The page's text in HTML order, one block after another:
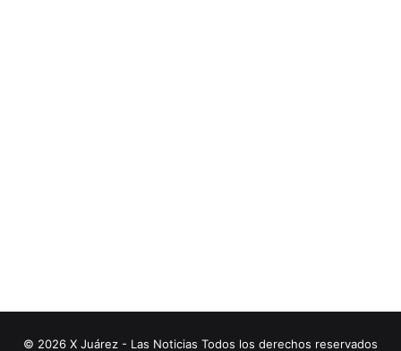
© 2026 X Juárez - Las Noticias Todos los derechos reservados